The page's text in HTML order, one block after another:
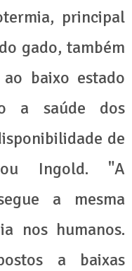
principal
gado, também
baixo estado
a saúde dos
de
Ingold. "A
a mesma
nos humanos.
a baixas